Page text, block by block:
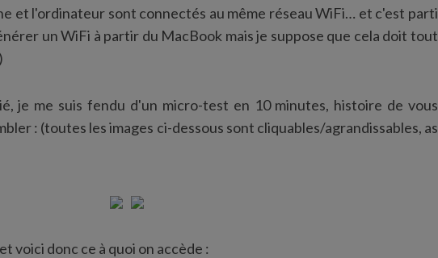
et l'ordinateur sont connectés au même réseau WiFi… et c'est parti
un WiFi à partir du MacBook mais je suppose que cela doit tout
je me suis fendu d'un micro-test en 10 minutes, histoire de vous
: (toutes les images ci-dessous sont cliquables/agrandissables, as
voici donc ce à quoi on accède :